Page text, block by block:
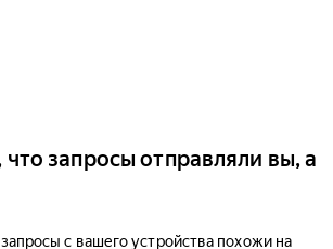
запросы отправляли вы, а
с вашего устройства похожи на